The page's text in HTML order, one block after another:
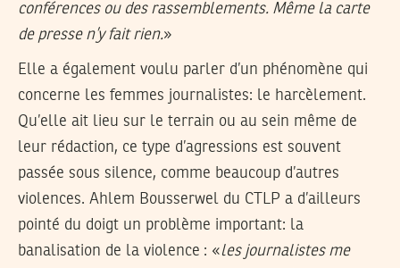
conférences ou des rassemblements. Même la carte
de presse n’y fait rien.»
Elle a également voulu parler d’un phénomène qui
concerne les femmes journalistes: le harcèlement.
Qu’elle ait lieu sur le terrain ou au sein même de
leur rédaction, ce type d’agressions est souvent
passée sous silence, comme beaucoup d’autres
violences. Ahlem Bousserwel du CTLP a d’ailleurs
pointé du doigt un problème important: la
banalisation de la violence : «les journalistes me